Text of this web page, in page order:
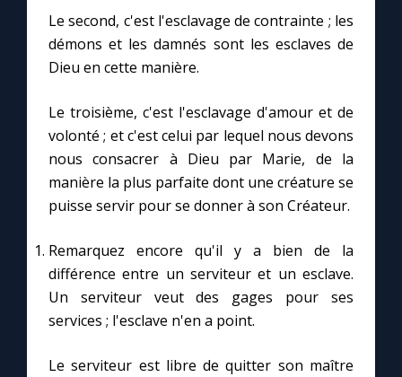
Le second, c'est l'esclavage de contrainte ; les
démons et les damnés sont les esclaves de
Dieu en cette manière.
Le troisième, c'est l'esclavage d'amour et de
volonté ; et c'est celui par lequel nous devons
nous consacrer à Dieu par Marie, de la
manière la plus parfaite dont une créature se
puisse servir pour se donner à son Créateur.
Remarquez encore qu'il y a bien de la
différence entre un serviteur et un esclave.
Un serviteur veut des gages pour ses
services ; l'esclave n'en a point.
Le serviteur est libre de quitter son maître